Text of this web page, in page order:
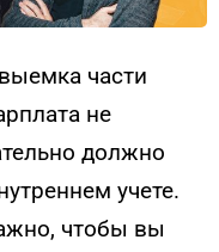
части
не
должно
учете.
чтобы вы